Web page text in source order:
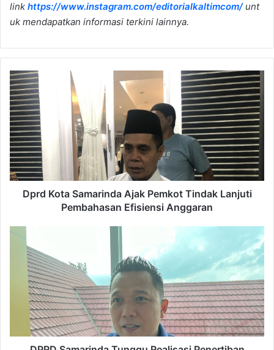
link https://www.instagram.com/editorialkaltimcom/unt
uk mendapatkan informasi terkini lainnya.
Dprd
Kota
Samarinda
Ajak
Pemkot
Tindak
Lanjuti
Pembahasan
Efisiensi
Anggaran
Dprd Kota Samarinda Ajak Pemkot Tindak Lanjuti
Pembahasan Efisiensi Anggaran
DPRD
Samarinda
Tunggu
Realisasi
Penertiban
Pertamini